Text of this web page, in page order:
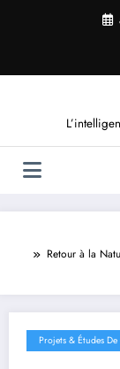
Retour à la
Projets & Études De